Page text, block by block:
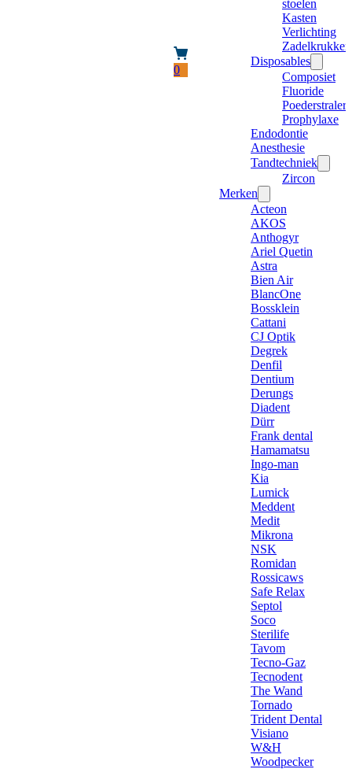
0
stoelen
Kasten
Verlichting
Zadelkrukken
Disposables
Composiet
Fluoride
Poederstraler
Prophylaxe
Endodontie
Anesthesie
Tandtechniek
Zircon
Merken
Acteon
AKOS
Anthogyr
Ariel Quetin
Astra
Bien Air
BlancOne
Bossklein
Cattani
CJ Optik
Degrek
Denfil
Dentium
Derungs
Diadent
Dürr
Frank dental
Hamamatsu
Ingo-man
Kia
Lumick
Meddent
Medit
Mikrona
NSK
Romidan
Rossicaws
Safe Relax
Septol
Soco
Sterilife
Tavom
Tecno-Gaz
Tecnodent
The Wand
Tornado
Trident Dental
Visiano
W&H
Woodpecker